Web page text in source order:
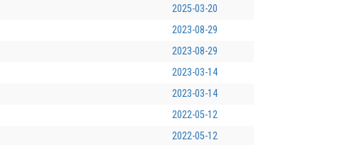
2025-03-20
2023-08-29
2023-08-29
2023-03-14
2023-03-14
2022-05-12
2022-05-12